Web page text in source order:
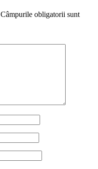
Câmpurile obligatorii sunt